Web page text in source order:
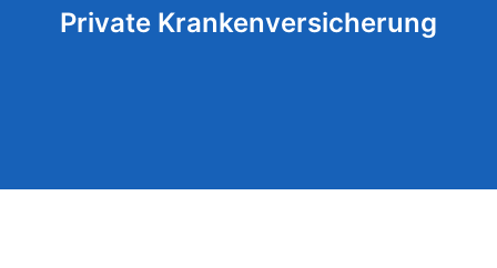
Veröffentlichungen & Archiv
Private Krankenversicherung